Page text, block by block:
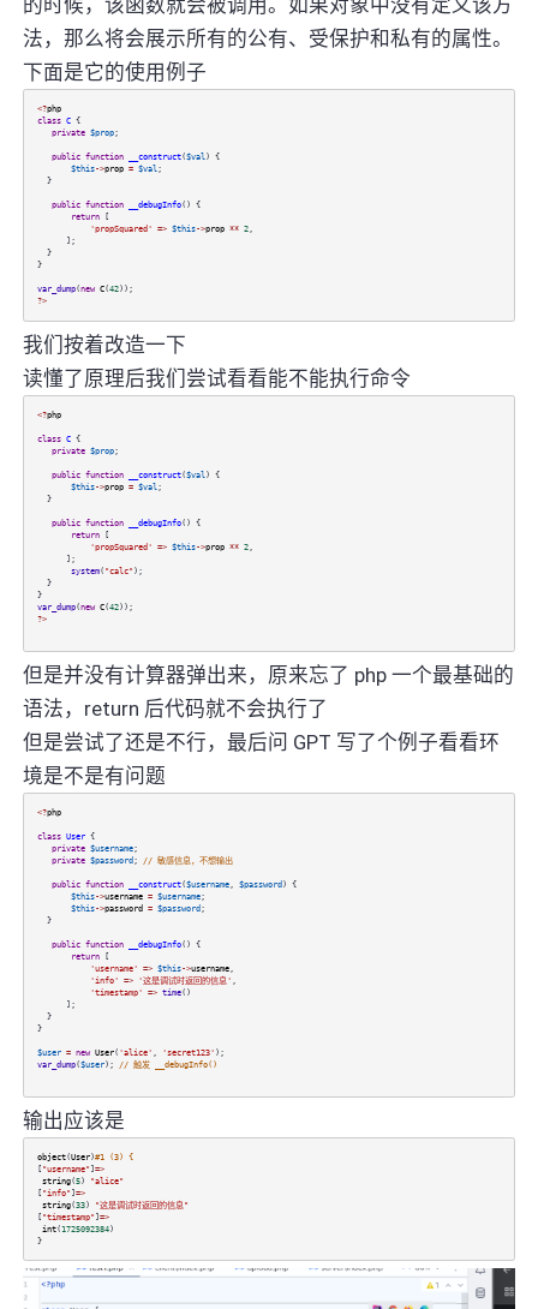
的时候，该函数就会被调用。如果对象中没有定义该方
法，那么将会展示所有的公有、受保护和私有的属性。
下面是它的使用例子
<?php
class C{
private $prop;
public function __construct($val) {
$this->prop = $val;
}
public function __debugInfo() {
return[
'propSquared' => $this->prop ** 2,
];
}
}
var_dump(new C(42));
?>
我们按着改造一下
读懂了原理后我们尝试看看能不能执行命令
<?php
class C{
private $prop;
public function __construct($val) {
$this->prop = $val;
}
public function __debugInfo() {
return[
'propSquared' => $this->prop ** 2,
];
system( "calc" );
}
}
var_dump(new C(42));
?>
但是并没有计算器弹出来，原来忘了 php 一个最基础的
语法，return 后代码就不会执行了
但是尝试了还是不行，最后问 GPT 写了个例子看看环
境是不是有问题
<?php
class User{
private $username;
private $password ; // 敏感信息，不想输出
public function __construct($username, $password ) {
$this->username = $username;
$this->password = $password ;
}
public function __debugInfo() {
return[
'username' => $this->username,
'info' => '这是调试时返回的信息'
'timestamp' => time()
];
}
}
$user = new User( 'alice' 'secret123' );
var_dump($user); // 触发 __debugInfo()
输出应该是
object(User)#1 (3) {
[ "username" ] =>
string(5)
"alice"
[ "info" ] =>
string(33)
"这是调试时返回的信息"
[ "timestamp" ] =>
int(1725092384)
}